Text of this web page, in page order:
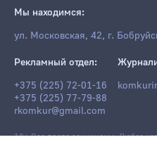
Мы находимся:
ул. Московская, 42, г.
Рекламный отдел:
+375 (225) 72-01-16
+375 (225) 77-79-88
rkomkur@gmail.com
18+ Все права защищены. Любое